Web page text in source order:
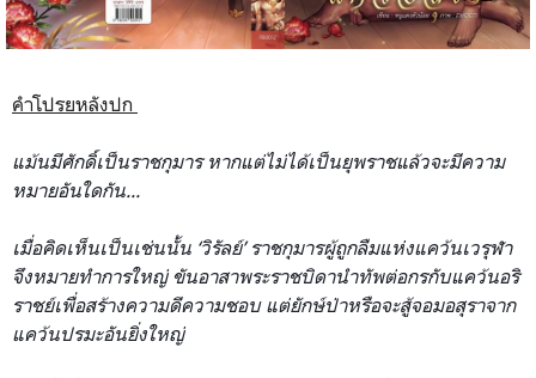
คำโปรยหลังปก
แม้นมีศักดิ์เป็นราชกุมาร หากแต่ไม่ได้เป็นยุพราชแล้วจะมีความ
หมายอันใดกัน...
เมื่อคิดเห็นเป็นเช่นนั้น ‘วิรัลย์’ ราชกุมารผู้ถูกลืมแห่งแคว้นเวรุฬา
จึงหมายทำการใหญ่ ขันอาสาพระราชบิดานำทัพต่อกรกับแคว้นอริ
ราชย์เพื่อสร้างความดีความชอบ แต่ยักษ์ป่าหรือจะสู้จอมอสุราจาก
แคว้นปรมะอันยิ่งใหญ่